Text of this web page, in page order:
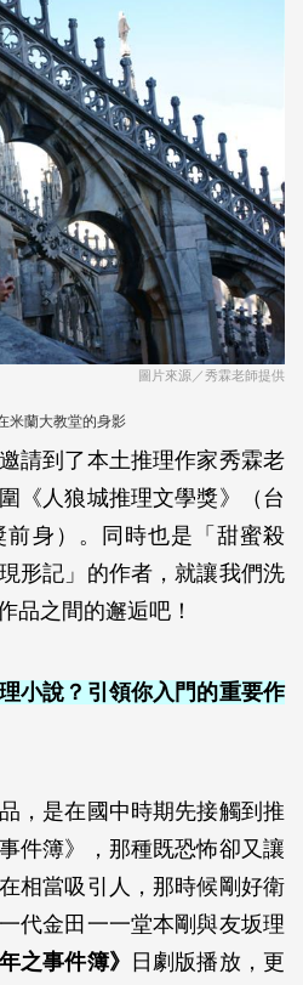
圖片來源／秀霖老師提供
米蘭大教堂的身影
請到了本土推理作家秀霖老
《人狼城推理文學獎》（台
身）。同時也是「甜蜜殺
形記」的作者，就讓我們洗
品之間的邂逅吧！
小說？引領你入門的重要作
，是在國中時期先接觸到推
件簿》，那種既恐怖卻又讓
相當吸引人，那時候剛好衛
代金田一一堂本剛與友坂理
之事件簿》 日劇版播放，更